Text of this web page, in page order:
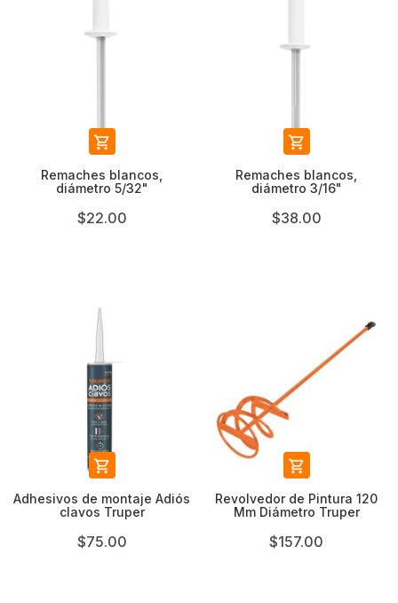

Remaches blancos,
diámetro 5/32"
$22.00

Remaches blancos,
diámetro 3/16"
$38.00

Adhesivos de montaje Adiós
clavos Truper
$75.00

Revolvedor de Pintura 120
Mm Diámetro Truper
$157.00